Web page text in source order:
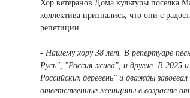
Хор ветеранов Дома культуры поселка
коллектива признались, что они с
репетиции.
- Нашему хору 38 лет. В репертуаре
Русь", "Россия жива", и другие. В 2025 и
Российских деревень" и дважды
ответственные женщины в возрасте от